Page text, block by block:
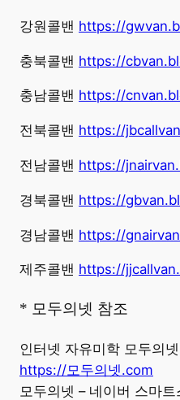
강원콜밴 https://
충북콜밴 https://
충남콜밴 https://
전북콜밴 https://
전남콜밴 https://
경북콜밴 https://
경남콜밴 https://
제주콜밴 https://
* 모두의넷 참조
인터넷 자유미학 모두의넷
https://모두의넷.com
모두의넷 – 네이버 스마트